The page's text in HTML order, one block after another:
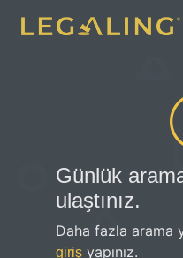
Günlük
ulaştınız.
Daha fazla arama
giriş yapınız.